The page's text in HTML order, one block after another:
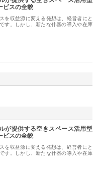
ビスの全貌
を収益源に変える発想は、経営者にと
す。しかし、新たな什器の導入や在庫
が提供する空きスペース活用型
ビスの全貌
を収益源に変える発想は、経営者にと
す。しかし、新たな什器の導入や在庫